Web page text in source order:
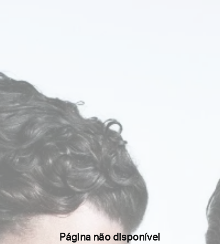
Página não disponível